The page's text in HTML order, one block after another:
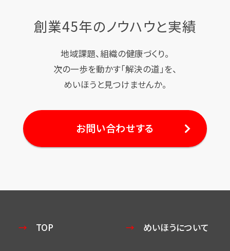
創業45年のノウハウと実績
地域課題、組織の健康づくり。
次の一歩を動かす「解決の道」を、
めいほうと見つけませんか。
お問い合わせする
TOP めいほうについて